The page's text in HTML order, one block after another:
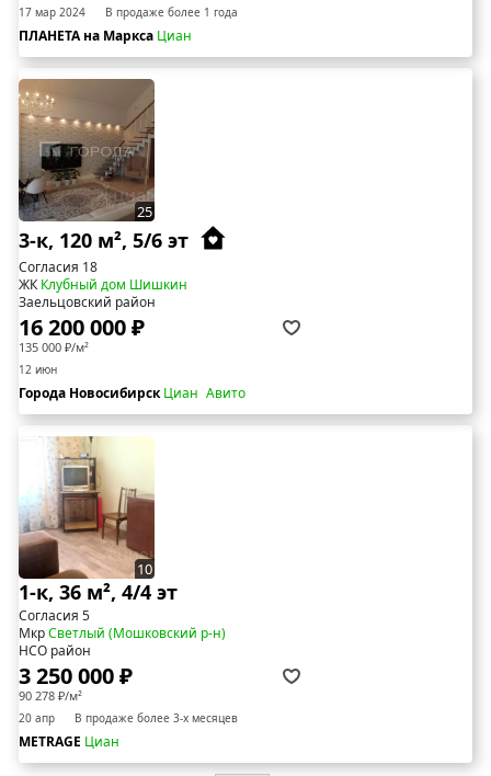
17 мар 2024 В продаже более 1 года
ПЛАНЕТА на Маркса Циан
25
3-к, 120 м², 5/6 эт
Согласия 18
ЖККлубный дом Шишкин
Заельцовский район
16 200 000 ₽
135 000 ₽/м²
12 июн
Города НовосибирскЦиан Авито
10
1-к, 36 м², 4/4 эт
Согласия 5
МкрСветлый (Мошковский р-н)
НСО район
3 250 000 ₽
90 278 ₽/м²
20 апр В продаже более 3-х месяцев
METRAGE Циан